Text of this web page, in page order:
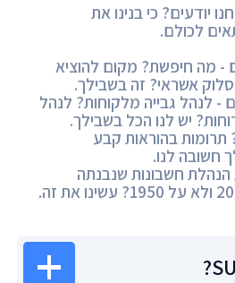
יודעים? כי בנינו את
לכולם.
- מה חיפשת? מקום להוציא
אשראי? זה בשבילך.
- לנהל גבייה מלקוחות? לנהל
יש לנו הכל בשבילך.
תרומות בהוראות קבע
לנו.
הנהלת חשבונות שנבנתה
במחשבה על שנת 2050 ולא על 1950? עשינו את זה.